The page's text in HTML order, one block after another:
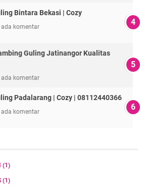
Bintara Bekasi | Cozy
komentar
Guling Jatinangor Kualitas
komentar
Padalarang | Cozy | 08112440366
komentar
(1)
(1)